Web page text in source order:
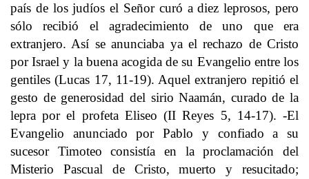
país de los judíos el Señor curó a diez leprosos, pero
sólo recibió el agradecimiento de uno que era
extranjero. Así se anunciaba ya el rechazo de Cristo
por Israel y la buena acogida de su Evangelio entre los
gentiles (Lucas 17, 11-19). Aquel extranjero repitió el
gesto de generosidad del sirio Naamán, curado de la
lepra por el profeta Eliseo (II Reyes 5, 14-17). -El
Evangelio anunciado por Pablo y confiado a su
sucesor Timoteo consistía en la proclamación del
Misterio Pascual de Cristo, muerto y resucitado;